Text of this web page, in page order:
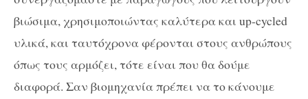
βιώσιμα, χρησιμοποιώντας καλύτερα και up-cycled
υλικά, και ταυτόχρονα φέρονται στους ανθρώπους
όπως τους αρμόζει, τότε είναι που θα δούμε
διαφορά. Σαν βιομηχανία πρέπει να το κάνουμε